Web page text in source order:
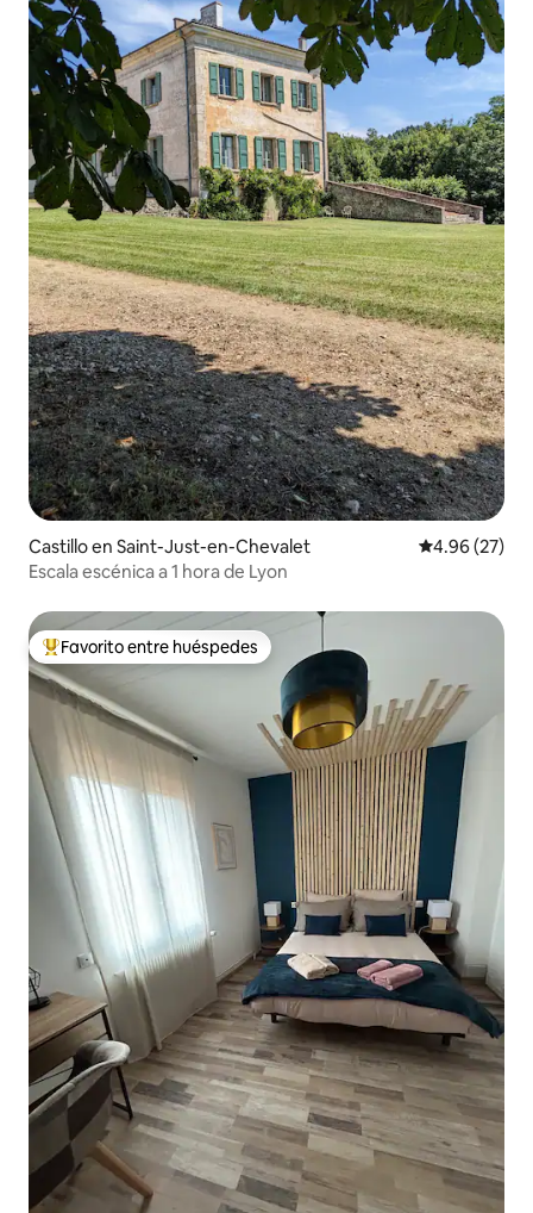
Castillo en Saint-Just-en-Chevalet Calificación
4.96 (27)
Escala escénica a 1 hora de Lyon
Favorito entre huéspedes preferido
Favorito entre huéspedes